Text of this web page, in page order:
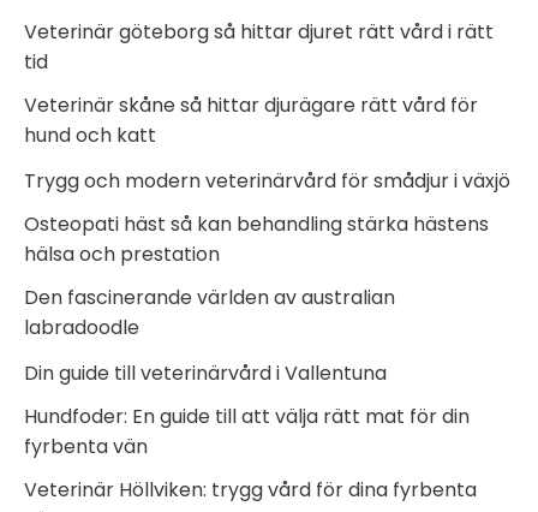
Veterinär göteborg så hittar djuret rätt vård i rätt
tid
Veterinär skåne så hittar djurägare rätt vård för
hund och katt
Trygg och modern veterinärvård för smådjur i växjö
Osteopati häst så kan behandling stärka hästens
hälsa och prestation
Den fascinerande världen av australian
labradoodle
Din guide till veterinärvård i Vallentuna
Hundfoder: En guide till att välja rätt mat för din
fyrbenta vän
Veterinär Höllviken: trygg vård för dina fyrbenta